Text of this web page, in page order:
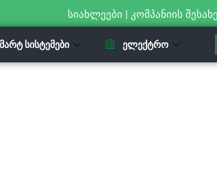
სიახლეები | კომპანიის
ᲡᲘᲡᲢᲔᲛᲔᲑᲘ ᲔᲚᲔᲥᲢᲠᲝ